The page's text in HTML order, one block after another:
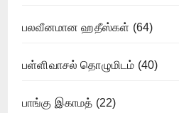
பலவீனமான ஹதீஸ்கள் (64)
பள்ளிவாசல் தொழுமிடம் (40)
பாங்கு இகாமத் (22)